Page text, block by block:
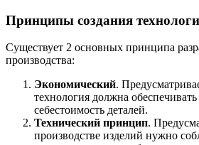
Принципы создания
Существует 2 основных принципа
производства:
Экономический.
технология должна
себестоимость деталей.
Технический принцип.
производстве изделий нужно